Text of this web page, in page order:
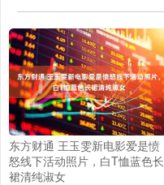
东方财通 王玉雯新电影爱是愤
怒线下活动照片，白T恤蓝色长
裙清纯淑女